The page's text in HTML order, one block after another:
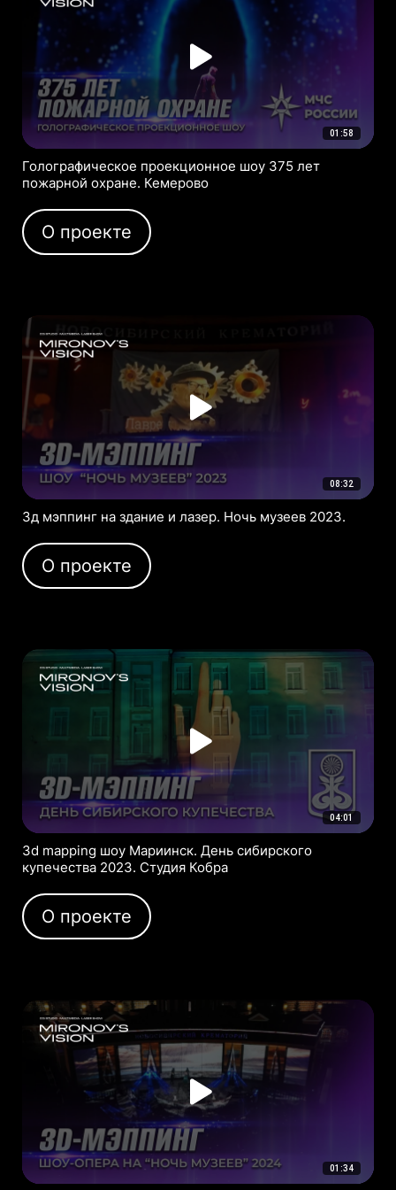
01:58
Голографическое проекционное шоу 375 лет
пожарной охране. Кемерово
О проекте
08:32
3д мэппинг на здание и лазер. Ночь музеев 2023.
О проекте
04:01
3d mapping шоу Мариинск. День сибирского
купечества 2023. Студия Кобра
О проекте
01:34